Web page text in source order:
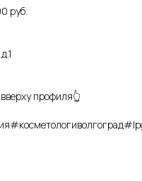
руб.
профиля👆